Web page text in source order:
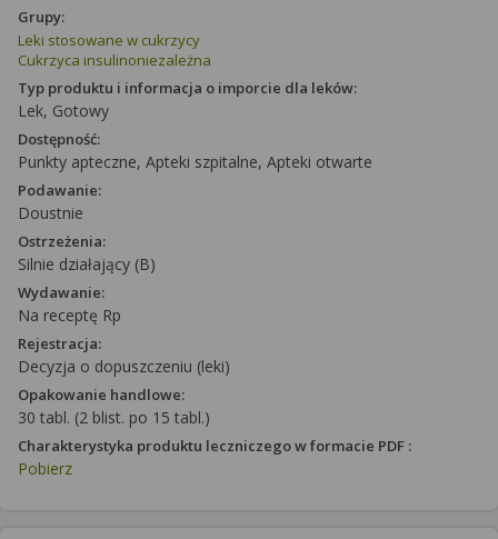
Grupy:
Leki stosowane w cukrzycy
Cukrzyca insulinoniezależna
Typ produktu i informacja o imporcie dla leków:
Lek, Gotowy
Dostępność:
Punkty apteczne, Apteki szpitalne, Apteki otwarte
Podawanie:
Doustnie
Ostrzeżenia:
Silnie działający (B)
Wydawanie:
Na receptę Rp
Rejestracja:
Decyzja o dopuszczeniu (leki)
Opakowanie handlowe:
30 tabl. (2 blist. po 15 tabl.)
Charakterystyka produktu leczniczego w formacie PDF :
Pobierz